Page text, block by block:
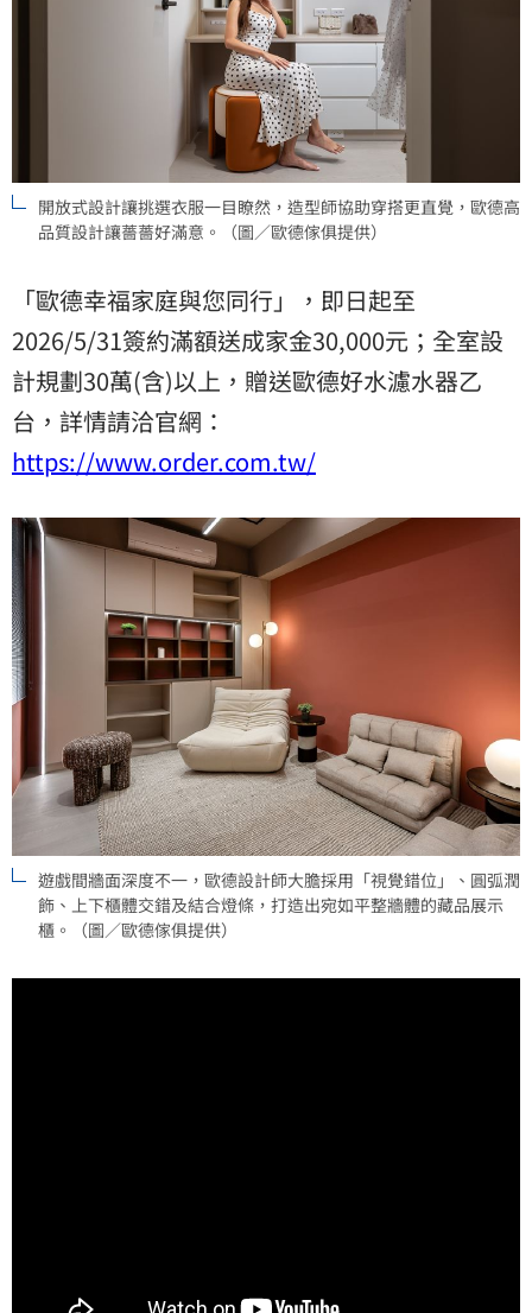
開放式設計讓挑選衣服一目瞭然，造型師協助穿搭更直覺，歐德高
品質設計讓薔薔好滿意。（圖／歐德傢俱提供）
「歐德幸福家庭與您同行」，即日起至
2026/5/31簽約滿額送成家金30,000元；全室設
計規劃30萬(含)以上，贈送歐德好水濾水器乙
台，詳情請洽官網：
https://www.order.com.tw/
遊戲間牆面深度不一，歐德設計師大膽採用「視覺錯位」、圓弧潤
飾、上下櫃體交錯及結合燈條，打造出宛如平整牆體的藏品展示
櫃。（圖／歐德傢俱提供）